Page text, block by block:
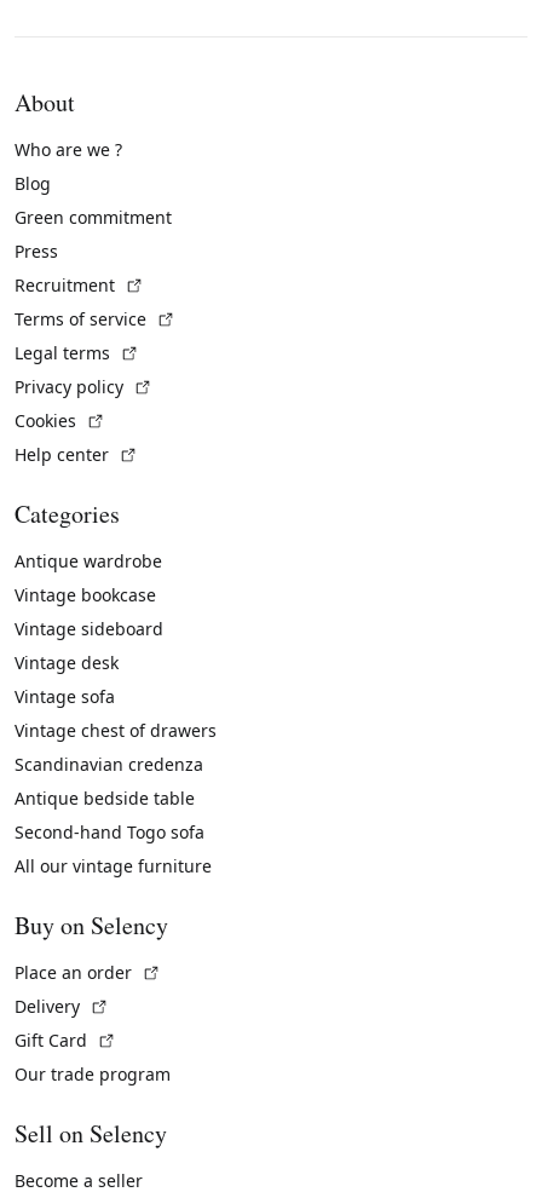
About
Who are we ?
Blog
Green commitment
Press
Recruitment
Terms of service
Legal terms
Privacy policy
Cookies
Help center
Categories
Antique wardrobe
Vintage bookcase
Vintage sideboard
Vintage desk
Vintage sofa
Vintage chest of drawers
Scandinavian credenza
Antique bedside table
Second-hand Togo sofa
All our vintage furniture
Buy on Selency
Place an order
Delivery
Gift Card
Our trade program
Sell on Selency
Become a seller